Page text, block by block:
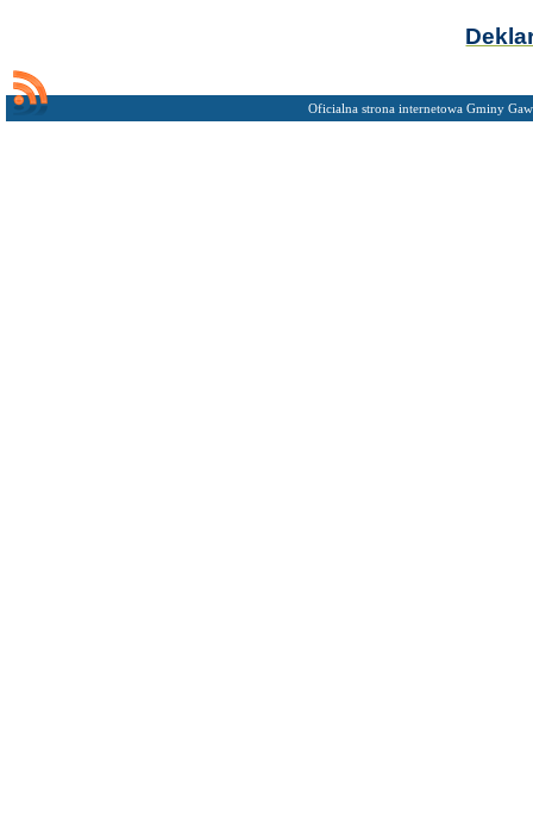
Oficialna strona internetowa Gminy